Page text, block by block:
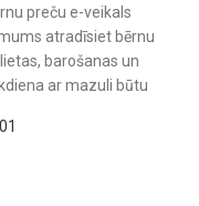
preču e-veikals
atradīsiet bērnu
barošanas un
ar mazuli būtu